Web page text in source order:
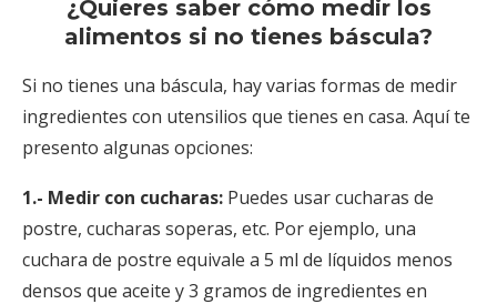
¿Quieres saber cómo medir los
alimentos si no tienes báscula?
Si no tienes una báscula, hay varias formas de medir
ingredientes con utensilios que tienes en casa. Aquí te
presento algunas opciones:
1.- Medir con cucharas: Puedes usar cucharas de
postre, cucharas soperas, etc. Por ejemplo, una
cuchara de postre equivale a 5 ml de líquidos menos
densos que aceite y 3 gramos de ingredientes en